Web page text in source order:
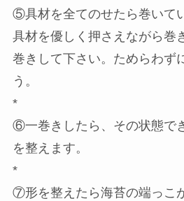
⑤具材を全てのせたら巻いて
具材を優しく押さえながら巻
巻きして下さい。ためらわず
う。
*
⑥一巻きしたら、その状態で
を整えます。
*
⑦形を整えたら海苔の端っこ